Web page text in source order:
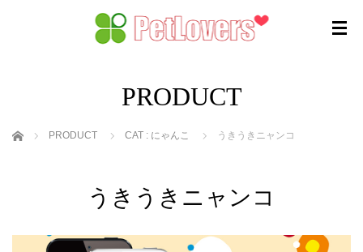
PRODUCT
ホーム PRODUCT CAT : にゃんこ うきうきニャンコ
うきうきニャンコ